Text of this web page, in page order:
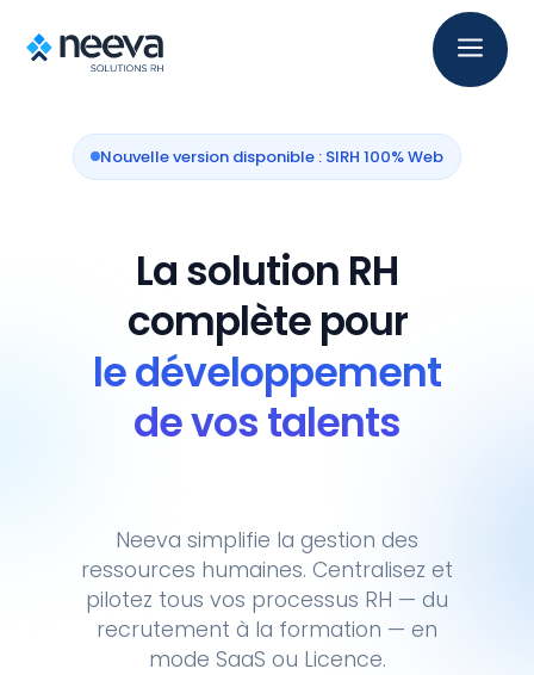
a
Nouvelle version disponible : SIRH 100% Web
La solution RH
complète pour
le développement
de vos talents
Neeva simplifie la gestion des
ressources humaines. Centralisez et
pilotez tous vos processus RH — du
recrutement à la formation — en
mode SaaS ou Licence.